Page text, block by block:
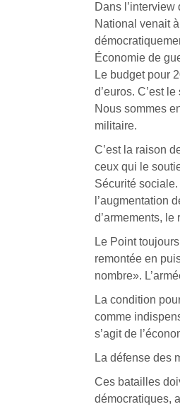
Dans
National venait
Économie de
Le budget pour
d’euros. C’est
Nous sommes
militaire.
C’est la raison
ceux qui le
Sécurité
l’augmentation
d’armements, le
Le Point
remontée en
nombre».
La condition
comme
s’agit de
La défense des
Ces batailles
démocratiques,